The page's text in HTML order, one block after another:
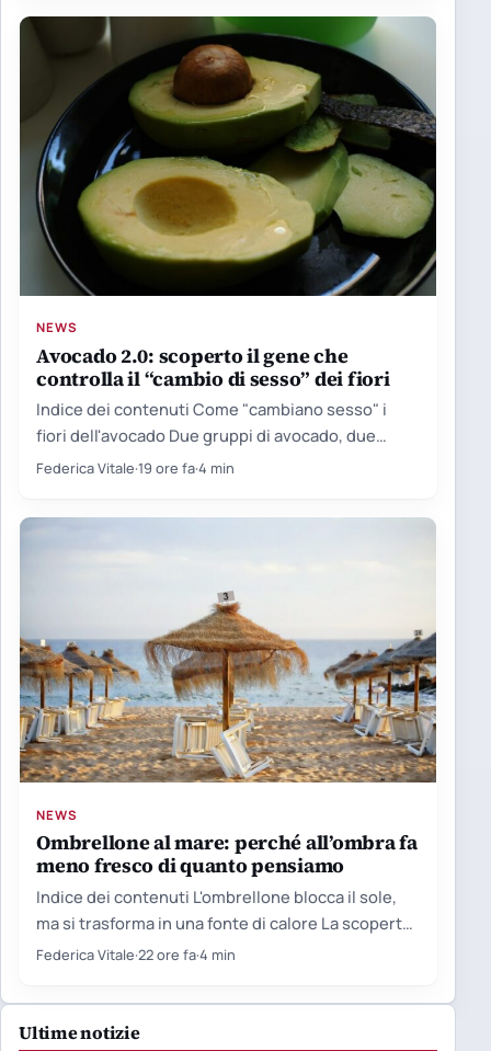
NEWS
Avocado 2.0: scoperto il gene che
controlla il “cambio di sesso” dei fiori
Indice dei contenuti Come "cambiano sesso" i
fiori dell'avocado Due gruppi di avocado, due
orologi biologici Il limite…
Federica Vitale·19 ore fa·4 min
NEWS
Ombrellone al mare: perché all’ombra fa
meno fresco di quanto pensiamo
Indice dei contenuti L'ombrellone blocca il sole,
ma si trasforma in una fonte di calore La scoperta
nata…
Federica Vitale·22 ore fa·4 min
Ultime notizie